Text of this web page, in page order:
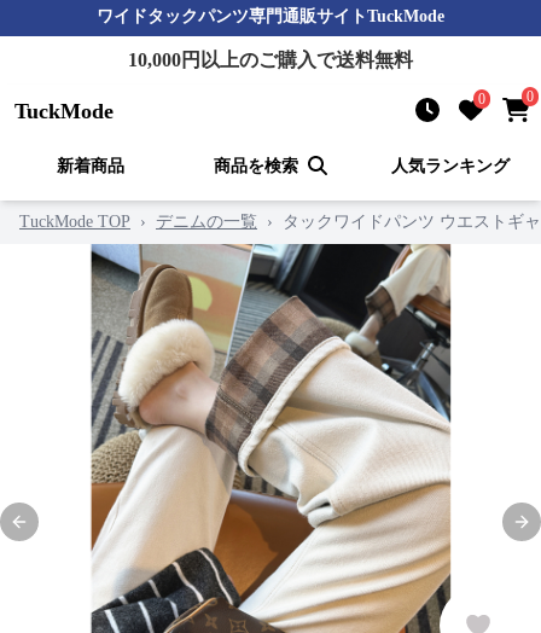
ワイドタックパンツ専門通販サイトTuckMode
10,000円以上のご購入で送料無料
TuckMode 0 0
新着商品 商品を検索 人気ランキング
TuckMode TOP › デニムの一覧 › タックワイドパンツ ウエストギ
Previous slide